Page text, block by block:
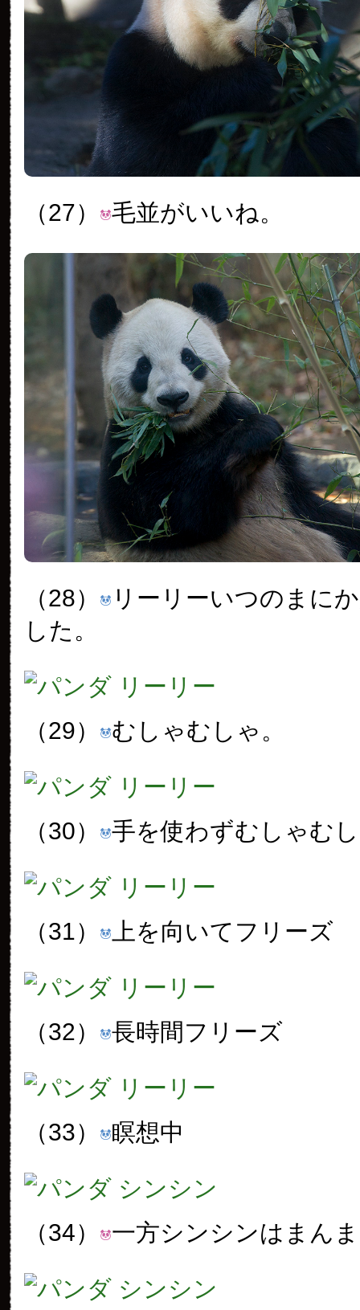
（27） 毛並がいいね。
（28）
リーリーいつのまに
した。
（29） むしゃむしゃ。
（30） 手を使わずむしゃむ
（31） 上を向いてフリーズ
（32） 長時間フリーズ
（33） 瞑想中
（34） 一方シンシンはまん